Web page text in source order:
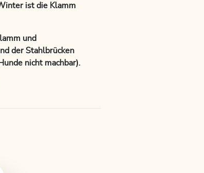
ist die Klamm
und
der Stahlbrücken
nicht machbar).